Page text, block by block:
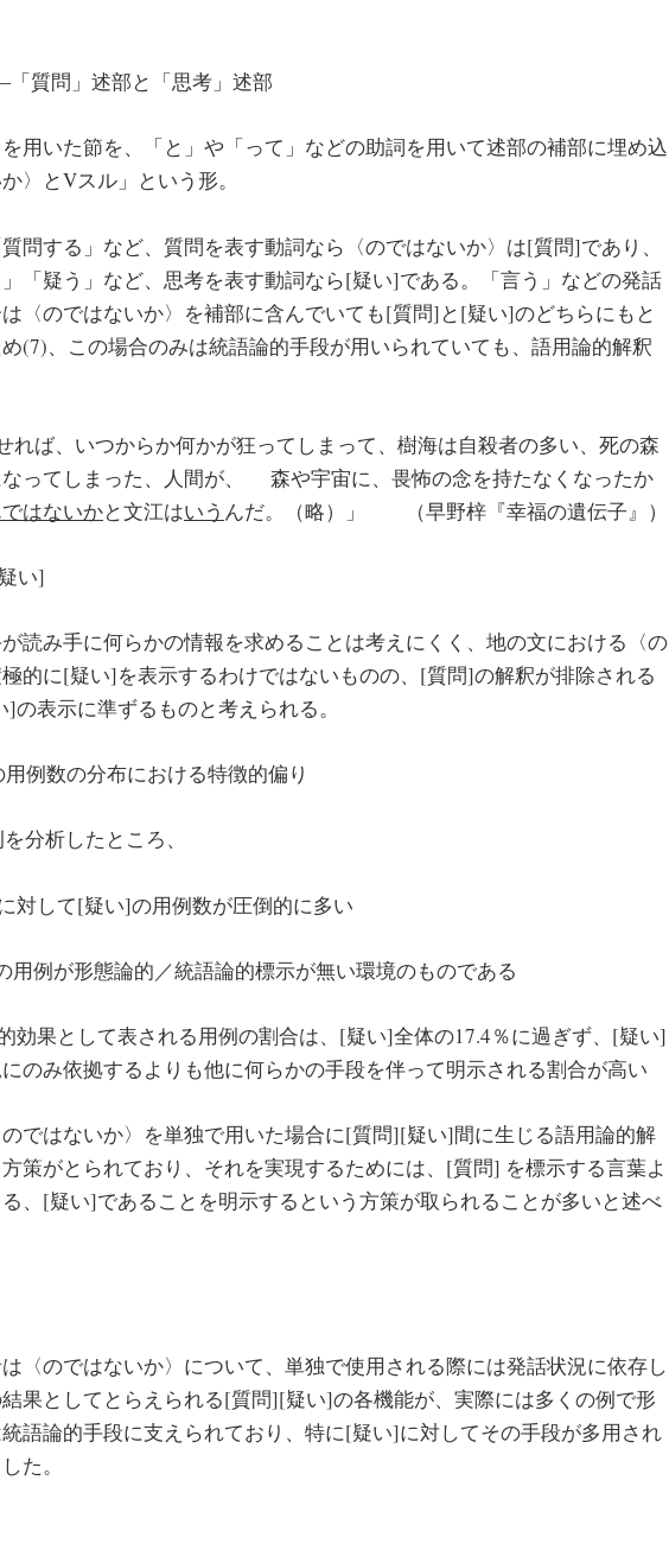
質問」述部と「思考」述部
を用いた節を、「と」や「って」などの助詞を用いて述部の補部に埋め込
〉とVスル」という形。
問する」など、質問を表す動詞なら〈のではないか〉は[質問]であり、
」「疑う」など、思考を表す動詞なら[疑い]である。「言う」などの発話
〈のではないか〉を補部に含んでいても[質問]と[疑い]のどちらにもと
(7)、この場合のみは統語論的手段が用いられていても、語用論的解釈
れば、いつからか何かが狂ってしまって、樹海は自殺者の多い、死の森
なってしまった、人間が、 森や宇宙に、畏怖の念を持たなくなったか
はないかと文江はいう んだ。（略）」 （早野梓『幸福の遺伝子』）
い]
読み手に何らかの情報を求めることは考えにくく、地の文における〈の
的に[疑い]を表示するわけではないものの、[質問]の解釈が排除される
の表示に準ずるものと考えられる。
例数の分布における特徴的偏り
分析したところ、
対して[疑い]の用例数が圧倒的に多い
用例が形態論的／統語論的標示が無い環境のものである
効果として表される用例の割合は、[疑い]全体の17.4％に過ぎず、[疑い]
のみ依拠するよりも他に何らかの手段を伴って明示される割合が高い
ではないか〉を単独で用いた場合に[質問][疑い]間に生じる語用論的解
策がとられており、それを実現するためには、[質問] を標示する言葉よ
、[疑い]であることを明示するという方策が取られることが多いと述べ
〈のではないか〉について、単独で使用される際には発話状況に依存し
果としてとらえられる[質問][疑い]の各機能が、実際には多くの例で形
語論的手段に支えられており、特に[疑い]に対してその手段が多用され
た。